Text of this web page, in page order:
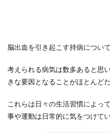
脳出血を引き起こす持病につい
考えられる病気は数多あると思
きな要因となることがほとんど
これらは日々の生活習慣によっ
事や運動は日常的に気をつけて